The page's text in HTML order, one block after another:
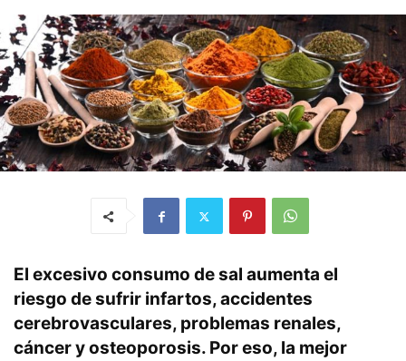
El excesivo consumo de sal aumenta el
riesgo de sufrir infartos, accidentes
cerebrovasculares, problemas renales,
cáncer y osteoporosis. Por eso, la mejor